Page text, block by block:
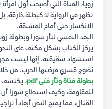
زويا، الفتاة التي أصبحت أول
تظهر في الرواية لا كبطلة خارقة،
الانكسار حتى أمام المشنقة.
البعد النفسي لثأر شورا وبطولة
يركز الكتاب بشكل مكثف على
استشهاد شقيقته. إنها ليست
نضوج قسري فرضتها الحرب. من
بطولة فتاة وثأر فتى pdf
، يكتشف
للمقاومة، وكيف استطاع شورا
القتال، مما يمنح النص أبعاداً